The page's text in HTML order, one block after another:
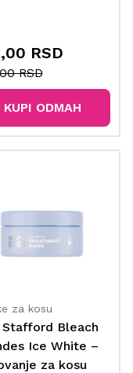
RSD
RSD
KUPI ODMAH
za kosu
Stafford Bleach
Ice White –
za kosu